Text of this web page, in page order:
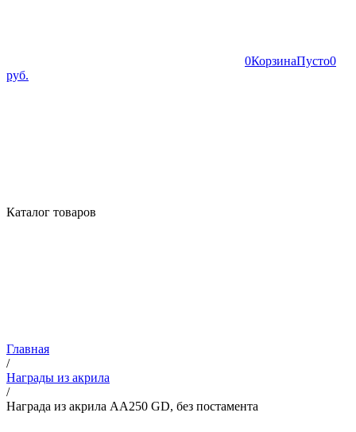
0КорзинаПусто0
руб.
Каталог товаров
Главная
/
Награды из акрила
/
Награда из акрила AA250 GD, без постамента